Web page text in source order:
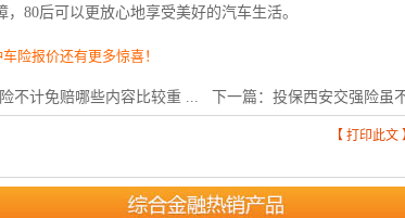
，80后可以更放心地享受美好的汽车生活。
险报价还有更多惊喜！
不计免赔哪些内容比较重 ... 下一篇： 投保西安交强险虽
【 打印此文